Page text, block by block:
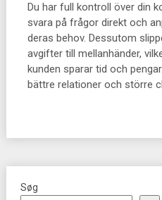
Du har full kontroll över din
svara på frågor direkt och
deras behov. Dessutom
avgifter till mellanhänder,
kunden sparar tid och
bättre relationer och större
Søg